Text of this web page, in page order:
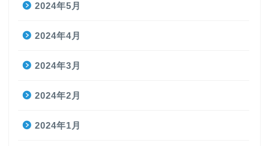
2024年5月
2024年4月
2024年3月
2024年2月
2024年1月